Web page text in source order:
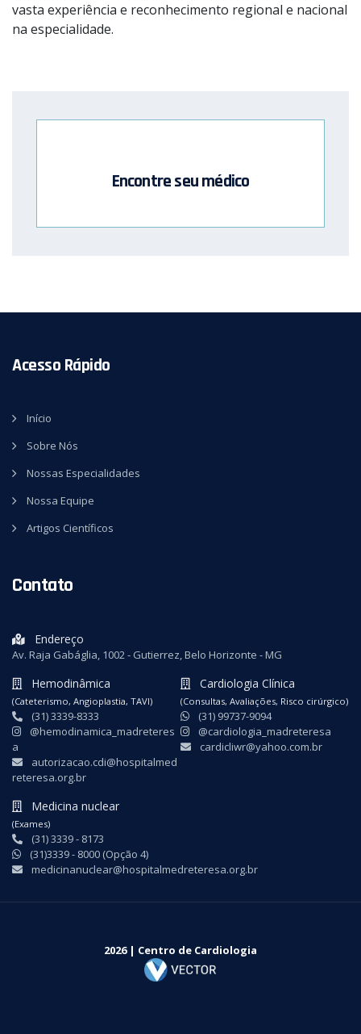
vasta experiência e reconhecimento regional e nacional
na especialidade.
Encontre seu médico
Acesso Rápido
Início
Sobre Nós
Nossas Especialidades
Nossa Equipe
Artigos Científicos
Contato
Endereço
Av. Raja Gabáglia, 1002 - Gutierrez, Belo Horizonte - MG
Hemodinâmica
(Cateterismo, Angioplastia, TAVI)
(31) 3339-8333
@hemodinamica_madreteres
a
autorizacao.cdi@hospitalmed
reteresa.org.br
Cardiologia Clínica
(Consultas, Avaliações, Risco cirúrgico)
(31) 99737-9094
@cardiologia_madreteresa
cardicliwr@yahoo.com.br
Medicina nuclear
(Exames)
(31) 3339 - 8173
(31)3339 - 8000 (Opção 4)
medicinanuclear@hospitalmedreteresa.org.br
2026 | Centro de Cardiologia